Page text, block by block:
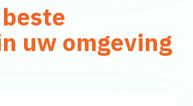
uw omgeving